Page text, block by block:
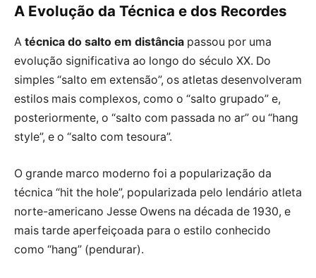
A Evolução da Técnica e dos Recordes
A técnica do salto em distância passou por uma
evolução significativa ao longo do século XX. Do
simples “salto em extensão”, os atletas desenvolveram
estilos mais complexos, como o “salto grupado” e,
posteriormente, o “salto com passada no ar” ou “hang
style”, e o “salto com tesoura”.
O grande marco moderno foi a popularização da
técnica “hit the hole”, popularizada pelo lendário atleta
norte-americano Jesse Owens na década de 1930, e
mais tarde aperfeiçoada para o estilo conhecido
como “hang” (pendurar).